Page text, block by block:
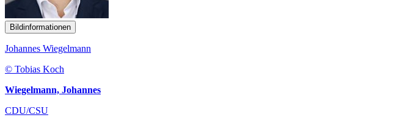
Bildinformationen
Johannes Wiegelmann
© Tobias Koch
Wiegelmann, Johannes
CDU/CSU